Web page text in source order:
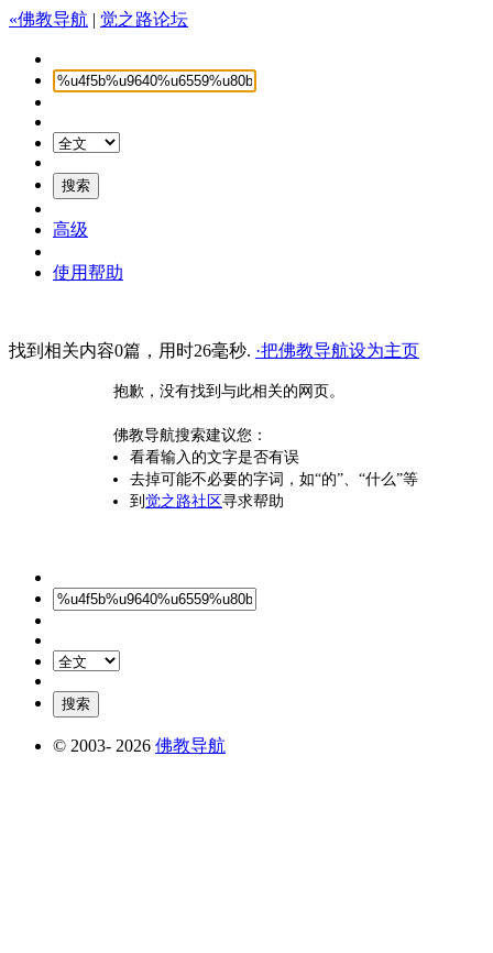
«佛教导航 | 觉之路论坛
高级
使用帮助
找到相关内容0篇，用时26毫秒. ·把佛教导航设为主页
抱歉，没有找到与此相关的网页。
佛教导航搜索建议您：
看看输入的文字是否有误
去掉可能不必要的字词，如“的”、“什么”等
到 觉之路社区寻求帮助
© 2003- 2026 佛教导航